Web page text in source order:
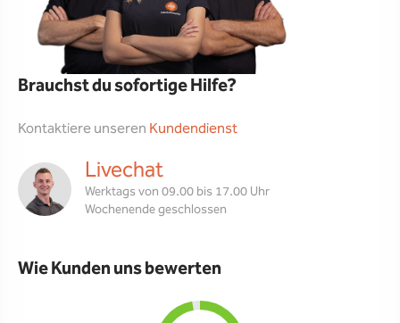
Brauchst du sofortige Hilfe?
Kontaktiere unseren Kundendienst
Livechat
Werktags von 09.00 bis 17.00 Uhr
Wochenende geschlossen
Wie Kunden uns bewerten